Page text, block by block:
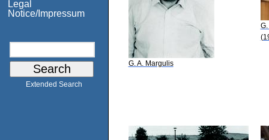
Legal
Notice/Impressum
Extended Search
G. A. Margulis